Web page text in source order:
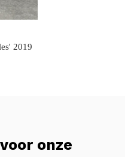
2019
onze